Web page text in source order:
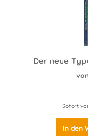
von
Sofort
In den